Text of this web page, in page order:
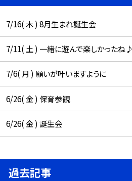
7/16( 木 ) 8月生まれ誕生会
7/11( 土 ) 一緒に遊んで楽しかったね♪
7/6( 月 ) 願いが叶いますように
6/26( 金 ) 保育参観
6/26( 金 ) 誕生会
過去記事